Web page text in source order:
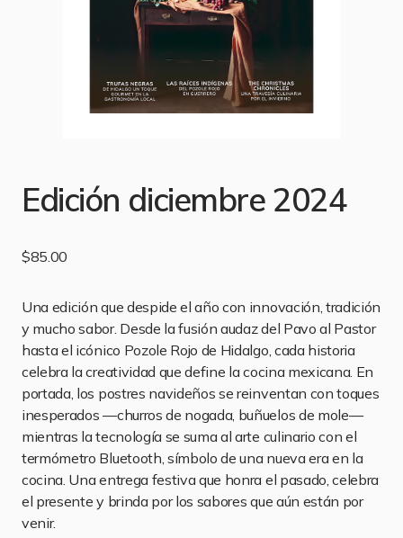
Edición diciembre 2024
$85.00
Una edición que despide el año con innovación, tradición
y mucho sabor. Desde la fusión audaz del Pavo al Pastor
hasta el icónico Pozole Rojo de Hidalgo, cada historia
celebra la creatividad que define la cocina mexicana. En
portada, los postres navideños se reinventan con toques
inesperados —churros de nogada, buñuelos de mole—
mientras la tecnología se suma al arte culinario con el
termómetro Bluetooth, símbolo de una nueva era en la
cocina. Una entrega festiva que honra el pasado, celebra
el presente y brinda por los sabores que aún están por
venir.